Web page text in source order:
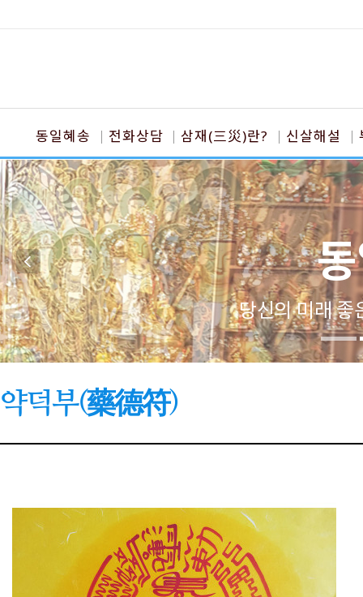
동일혜송 전화상담 삼재(三災)란? 신살해설
당신의 미래 좋
약덕부(藥德符)